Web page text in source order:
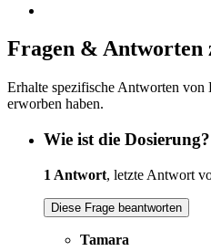
Fragen & Antworten
Erhalte spezifische Antworten von
erworben haben.
Wie ist die Dosierung?
1 Antwort, letzte Antwort
Diese Frage beantworten
Tamara